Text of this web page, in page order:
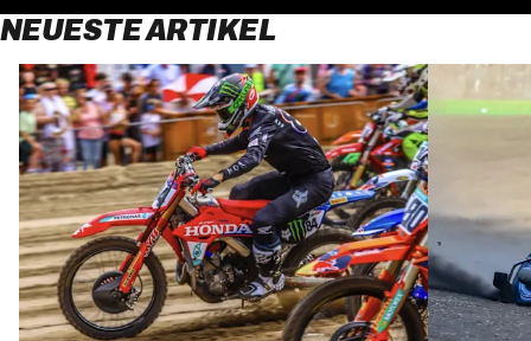
NEUESTE ARTIKEL